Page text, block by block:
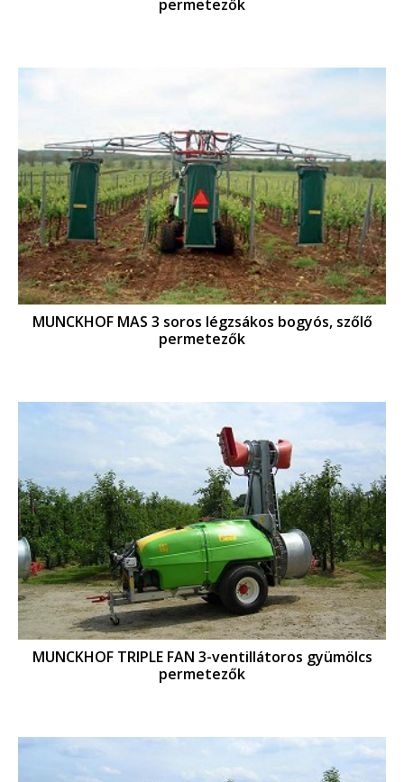
permetezők
MUNCKHOF MAS 3 soros légzsákos bogyós, szőlő
permetezők
MUNCKHOF TRIPLE FAN 3-ventillátoros gyümölcs
permetezők